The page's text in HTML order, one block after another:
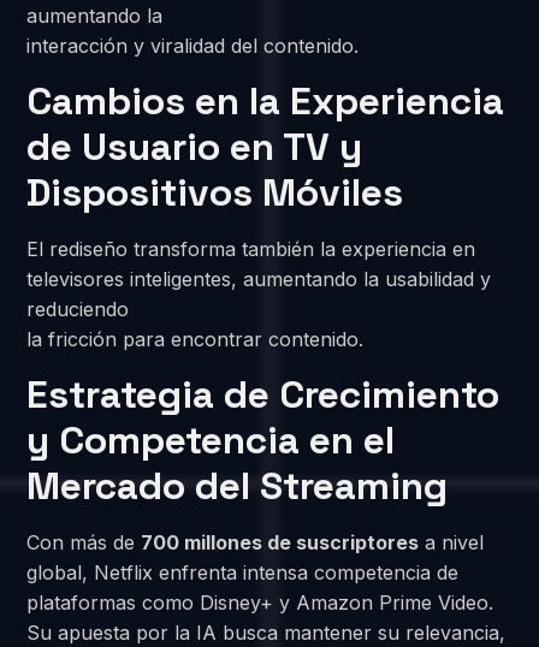
aumentando la
interacción y viralidad del contenido.
Cambios en la Experiencia
de Usuario en TV y
Dispositivos Móviles
El rediseño transforma también la experiencia en
televisores inteligentes, aumentando la usabilidad y
reduciendo
la fricción para encontrar contenido.
Estrategia de Crecimiento
y Competencia en el
Mercado del Streaming
Con más de 700 millones de suscriptores a nivel
global, Netflix enfrenta intensa competencia de
plataformas como Disney+ y Amazon Prime Video.
Su apuesta por la IA busca mantener su relevancia,